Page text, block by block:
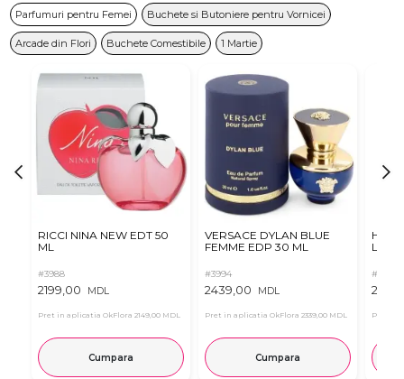
Parfumuri pentru Femei Buchete si Butoniere pentru Vornicei
Arcade din Flori Buchete Comestibile 1 Martie
RICCI NINA NEW EDT 50
ML
#3988
2199,00 MDL
Pret in aplicatia OkFlora 2149,00 MDL
Cumpara
VERSACE DYLAN BLUE
FEMME EDP 30 ML
#3994
2439,00 MDL
Pret in aplicatia OkFlora 2339,00 MDL
Cumpara
Hugo
Le
#4014
Pret in